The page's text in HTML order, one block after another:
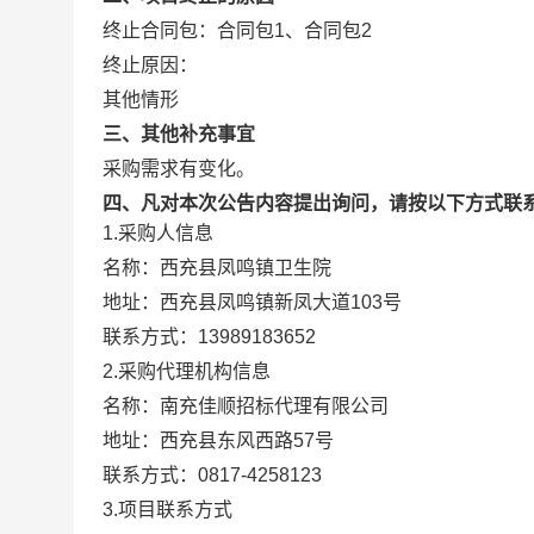
终止合同包： 合同包1、 合同包2
终止原因：
其他情形
三、其他补充事宜
采购需求有变化。
四、凡对本次公告内容提出询问，请按以下方式联
1.采购人信息
名称： 西充县凤鸣镇卫生院
地址： 西充县凤鸣镇新凤大道103号
联系方式： 13989183652
2.采购代理机构信息
名称： 南充佳顺招标代理有限公司
地址： 西充县东风西路57号
联系方式： 0817-4258123
3.项目联系方式